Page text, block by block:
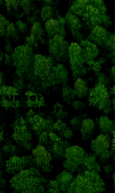
grünere
wir für eine
wir integrierte
zu